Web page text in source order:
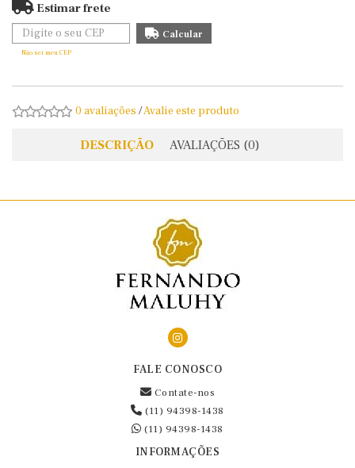
Estimar frete
Não sei meu CEP
0 avaliações /Avalie este produto
DESCRIÇÃO AVALIAÇÕES (0)
FALE CONOSCO
Contate-nos
(11) 94398-1438
(11) 94398-1438
INFORMAÇÕES